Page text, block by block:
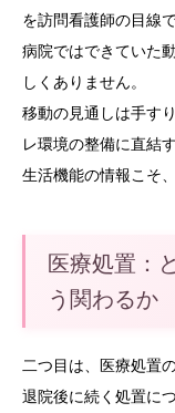
を訪問看護師の目線
病院ではできていた
しくありません。
移動の見通しは手す
レ環境の整備に直結
生活機能の情報こそ
医療処置：
う関わるか
二つ目は、医療処置
退院後に続く処置に